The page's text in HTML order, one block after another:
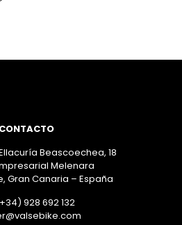
CONTACTO
Beascoechea, 18
Melenara
Gran Canaria – España
928 692 132